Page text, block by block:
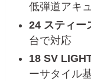
低弾道アキ
24 スティー
台で対応
18 SV
ーサタイル